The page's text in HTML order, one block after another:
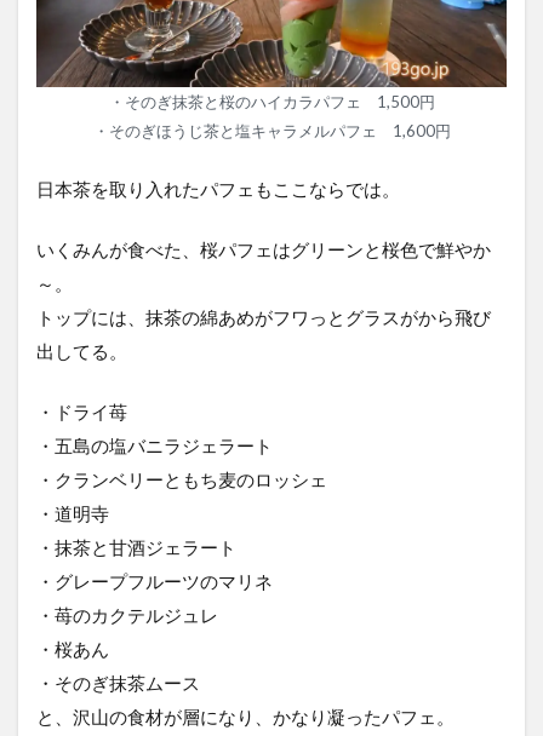
・そのぎ抹茶と桜のハイカラパフェ 1,500円
・そのぎほうじ茶と塩キャラメルパフェ 1,600円
日本茶を取り入れたパフェもここならでは。
いくみんが食べた、桜パフェはグリーンと桜色で鮮やか
～。
トップには、抹茶の綿あめがフワっとグラスがから飛び
出してる。
・ドライ苺
・五島の塩バニラジェラート
・クランベリーともち麦のロッシェ
・道明寺
・抹茶と甘酒ジェラート
・グレープフルーツのマリネ
・苺のカクテルジュレ
・桜あん
・そのぎ抹茶ムース
と、沢山の食材が層になり、かなり凝ったパフェ。